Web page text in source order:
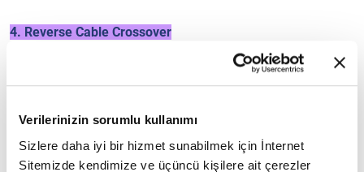
Verilerinizin sorumlu kullanımı
Sizlere daha iyi bir hizmet sunabilmek için İnternet
Sitemizde kendimize ve üçüncü kişilere ait çerezler
4. Reverse Cable Crossover
soldan gelen kablo sağ ele alınır. Başlama pozisyonunda vücut
dik, eller yukarıda önde, yumruklar birleşme noktasında olmalıdır.